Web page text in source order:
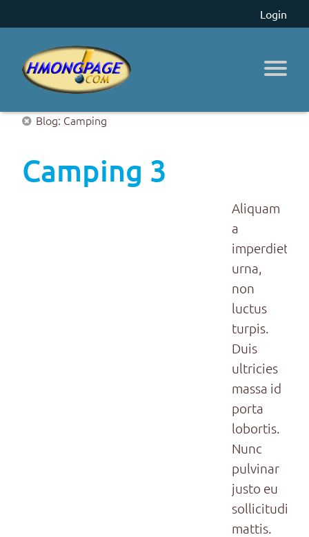
Login
Blog: Camping
Camping 3
Aliquam
a
imperdiet
urna,
non
luctus
turpis.
Duis
ultricies
massa id
porta
lobortis.
Nunc
pulvinar
justo eu
sollicitudin
mattis.